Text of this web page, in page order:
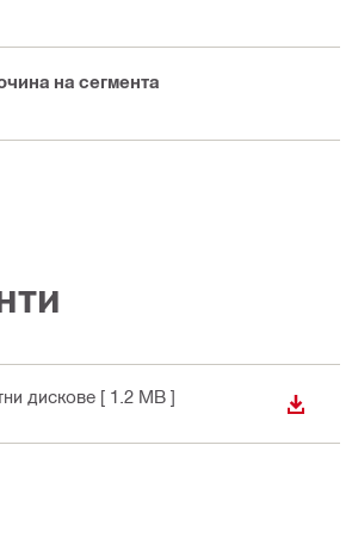
на сегмента
дискове [ 1.2 MB ]